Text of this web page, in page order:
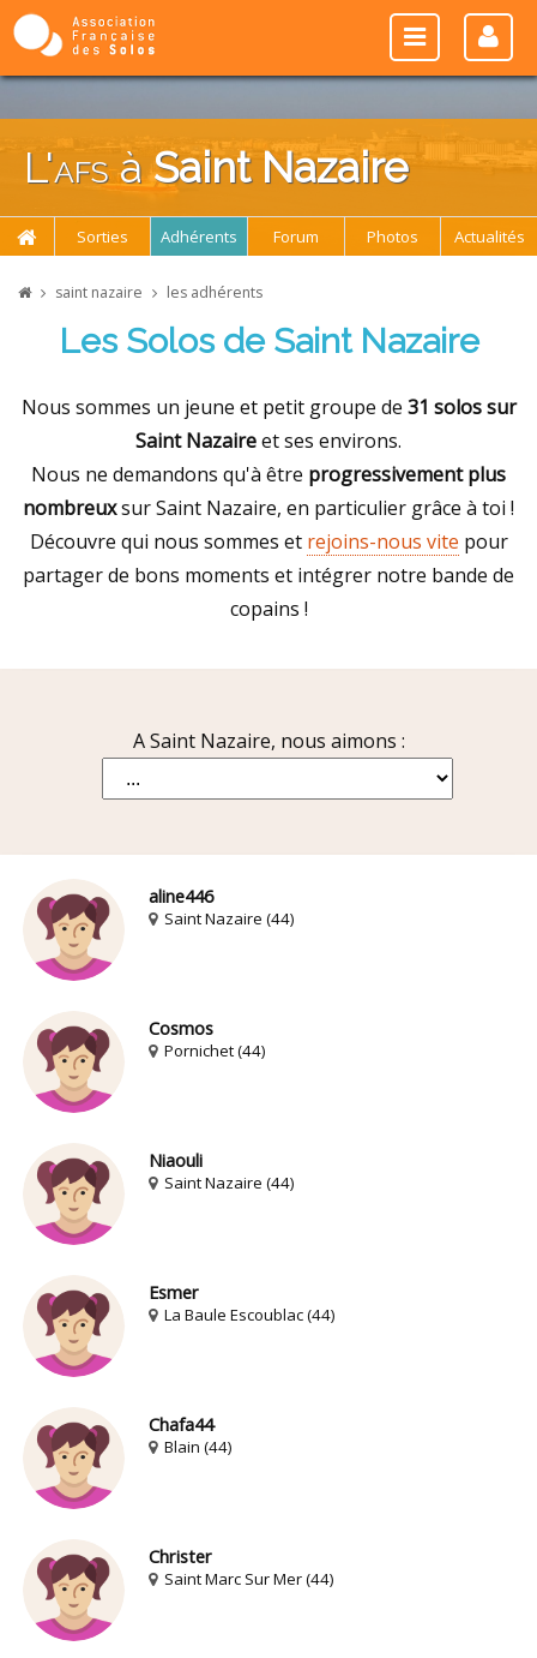
L'afsàSaint Nazaire
Sorties Adhérents Forum Photos Actualités
saint nazaire les adhérents
Les Solos de Saint Nazaire
Nous sommes un jeune et petit groupe de 31 solos sur
Saint Nazaireet ses environs.
Nous ne demandons qu'à être progressivement plus
nombreuxsur Saint Nazaire, en particulier grâce à toi !
Découvre qui nous sommes et rejoins-nous vite pour
partager de bons moments et intégrer notre bande de
copains !
A Saint Nazaire, nous aimons :
aline446
Saint Nazaire (44)
Cosmos
Pornichet (44)
Niaouli
Saint Nazaire (44)
Esmer
La Baule Escoublac (44)
Chafa44
Blain (44)
Christer
Saint Marc Sur Mer (44)